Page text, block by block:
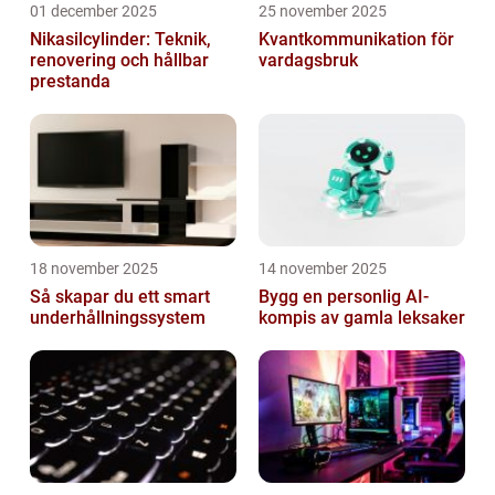
01 december 2025
Nikasilcylinder: Teknik,
renovering och hållbar
prestanda
25 november 2025
Kvantkommunikation för
vardagsbruk
18 november 2025
Så skapar du ett smart
underhållningssystem
14 november 2025
Bygg en personlig AI-
kompis av gamla leksaker